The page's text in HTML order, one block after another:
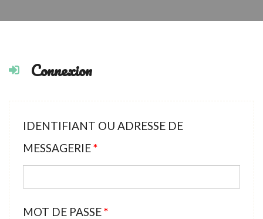
Connexion
IDENTIFIANT OU ADRESSE DE
MESSAGERIE*
MOT DE PASSE*